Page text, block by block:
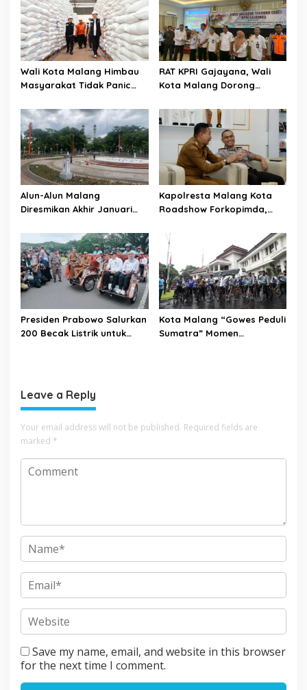
Wali Kota Malang Himbau
Masyarakat Tidak Panic
RAT KPRI Gajayana, Wali
Kota Malang Dorong
Kesejahteraan ASN
Alun-Alun Malang
Diresmikan Akhir Januari
Kapolresta Malang Kota
Roadshow Forkopimda,
Pemetaan Kamtibmas
Presiden Prabowo Salurkan
200 Becak Listrik untuk
Kota Malang “Gowes Peduli
Sumatra” Momen
Leave a Reply
Your email address will not be published. Required fields are
marked *
Save my name, email, and website in this browser
for the next time I comment.